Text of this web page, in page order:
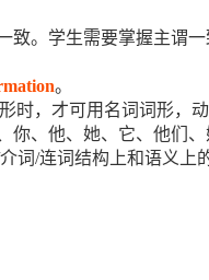
。学生需要掌握主谓
。
时，才可用名词词形，
、他、她、它、他们、
词/连词结构上和语义上